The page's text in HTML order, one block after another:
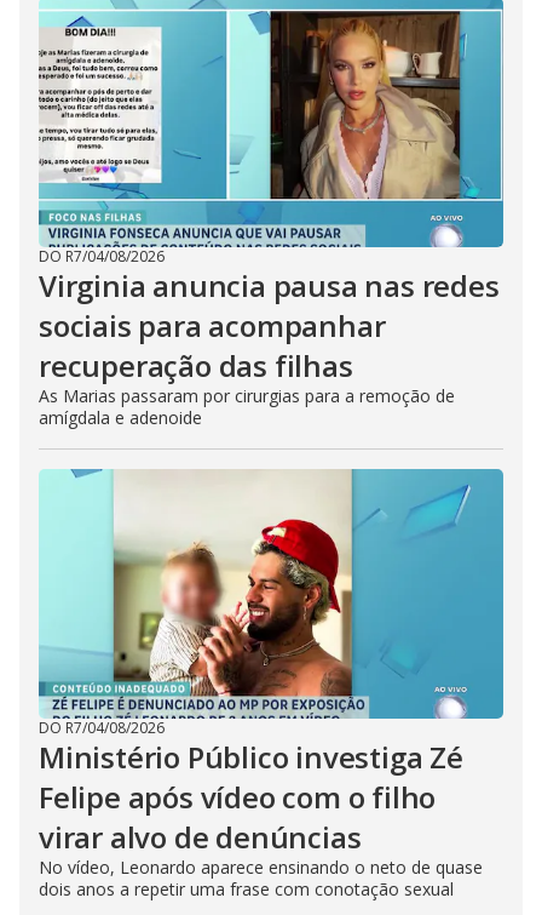
DO R7/04/08/2026
Virginia anuncia pausa nas redes
sociais para acompanhar
recuperação das filhas
As Marias passaram por cirurgias para a remoção de
amígdala e adenoide
DO R7/04/08/2026
Ministério Público investiga Zé
Felipe após vídeo com o filho
virar alvo de denúncias
No vídeo, Leonardo aparece ensinando o neto de quase
dois anos a repetir uma frase com conotação sexual